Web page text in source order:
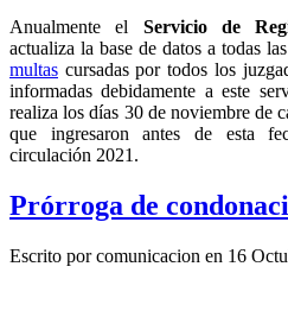
Anualmente el Servicio de
actualiza la base de datos a todas
multas cursadas por todos los
informadas debidamente a este
realiza los días 30 de noviembre de
que ingresaron antes de esta
circulación 2021.
Prórroga de
Escrito por comunicacion en 16